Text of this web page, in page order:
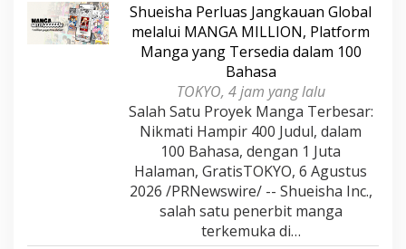
Shueisha Perluas Jangkauan Global
melalui MANGA MILLION, Platform
Manga yang Tersedia dalam 100
Bahasa
TOKYO, 4 jam yang lalu
Salah Satu Proyek Manga Terbesar:
Nikmati Hampir 400 Judul, dalam
100 Bahasa, dengan 1 Juta
Halaman, GratisTOKYO, 6 Agustus
2026 /PRNewswire/ -- Shueisha Inc.,
salah satu penerbit manga
terkemuka di…